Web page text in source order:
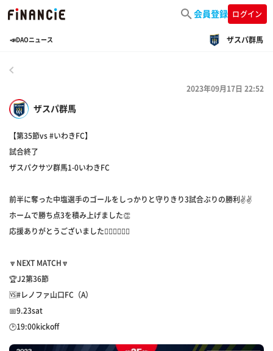
会員登録 ログイン
📣DAOニュース ザスパ群馬
ザスパ群馬
2023年09月17日 22:52
【第35節vs #いわきFC】
試合終了
ザスパクサツ群馬1-0いわきFC
前半に奪った中塩選手のゴールをしっかりと守りきり3試合ぶりの勝利✌️✌️
ホームで勝ち点3を積み上げました👏
応援ありがとうございました🙇‍♂️🙇‍♂️🙇‍♂️
🔽NEXT MATCH🔽
🏆J2第36節
🆚#レノファ山口FC（A）
📅9.23sat
🕑19:00kickoff